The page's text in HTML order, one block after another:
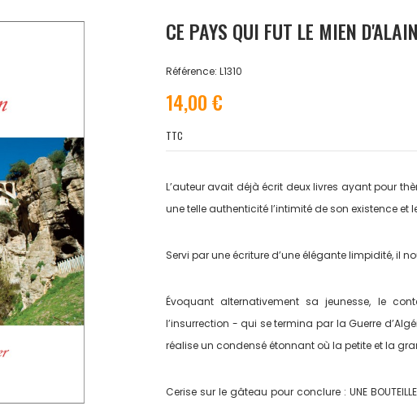
CE PAYS QUI FUT LE MIEN D'
Référence: L1310
14,00 €
TTC
L’auteur avait déjà écrit deux livres ayant pour
une telle authenticité l’intimité de son existence et
Servi par une écriture d’une élégante limpidité, il
Évoquant alternativement sa jeunesse, le
l’insurrection - qui se termina par la Guerre
réalise un condensé étonnant où la petite et la
Cerise sur le gâteau pour conclure : UNE